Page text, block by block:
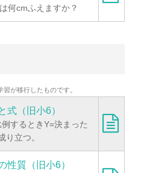
何cmふえますか？
が移行したものです。
式（旧小6）
するときY=決まった
り立つ。
性質（旧小6）